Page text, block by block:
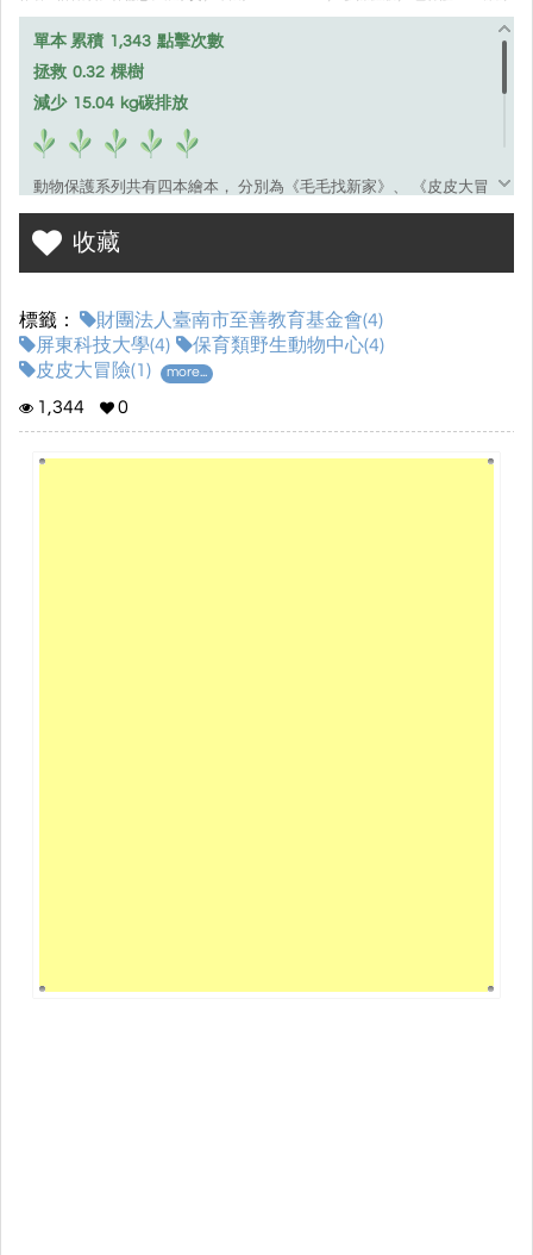
單本 累積 1,343 點擊次數
拯救 0.32 棵樹
減少 15.04 kg碳排放
動物保護系列共有四本繪本， 分別為《毛毛找新家》、 《皮皮大冒
險》、《勇敢的樂樂》、 《不一樣的彪》， 取材自屏東科技大學保
育類野生動物中心內的動物， 毎本書均以一個動物作為主角， 以動
物的真實故事進行發想和紙筆創作， 我們希望讓孩子認識到不常見
不同的主題。 本書是以食蟹獴為主角， 食蟹獴在棲息地總是遭受捕
獸夾獵捕， 情況嚴重時甚至會失血過多而死亡， 我們希望藉由創作
皮皮的真實故事， 讓孩子能夠透過故事內容， 對皮皮的經歷感同身
受， 並且反思不人道的狩獵方式會帶來哪些影響， 並以行動保護野
生動物。
收藏
標籤：
財團法人臺南市至善教育基金會(4)
屏東科技大學(4)
保育類野生動物中心(4)
皮皮大冒險(1)
more...
1,344 0